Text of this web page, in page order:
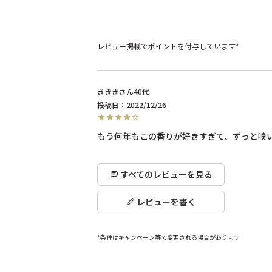
レビュー掲載でポイントを付与しています*
ききき
40代
投稿日
2022/12/26
もう何年もこの香りが好きすぎて、ずっと嗅
すべてのレビューを見る
レビューを書く
*条件はキャンペーン等で変更される場合があります